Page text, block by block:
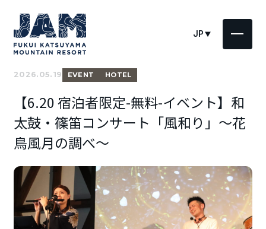
JP
2026.05.19 EVENT HOTEL
【6.20 宿泊者限定-無料-イベント】和
太鼓・篠笛コンサート「風和り」～花
鳥風月の調べ～